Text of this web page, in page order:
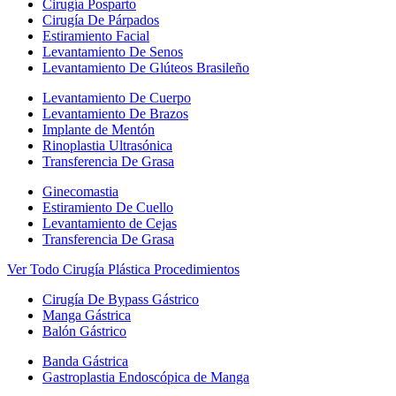
Cirugía Posparto
Cirugía De Párpados
Estiramiento Facial
Levantamiento De Senos
Levantamiento De Glúteos Brasileño
Levantamiento De Cuerpo
Levantamiento De Brazos
Implante de Mentón
Rinoplastia Ultrasónica
Transferencia De Grasa
Ginecomastia
Estiramiento De Cuello
Levantamiento de Cejas
Transferencia De Grasa
Ver Todo Cirugía Plástica Procedimientos
Cirugía De Bypass Gástrico
Manga Gástrica
Balón Gástrico
Banda Gástrica
Gastroplastia Endoscópica de Manga